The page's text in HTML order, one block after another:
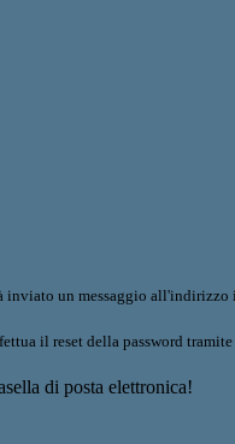
inviato un messaggio
il reset della password
di posta elettronica!